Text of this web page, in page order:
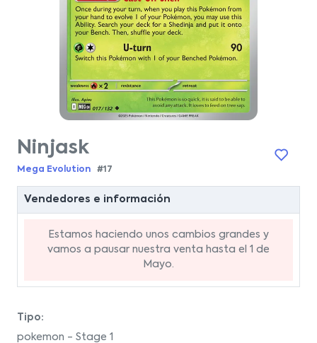
Ninjask
Mega Evolution #17
Vendedores e información
Estamos haciendo unos cambios grandes y
vamos a pausar nuestra venta hasta el 1 de
Mayo.
Tipo:
pokemon - Stage 1